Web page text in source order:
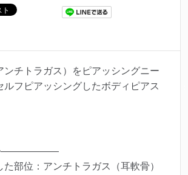
ンチトラガス）をピアッシングニー
ルフピアッシングしたボディピアス
>——————
た部位：アンチトラガス（耳軟骨）